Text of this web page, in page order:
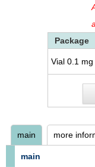
Package
Vial 0.1 mg
main more
main